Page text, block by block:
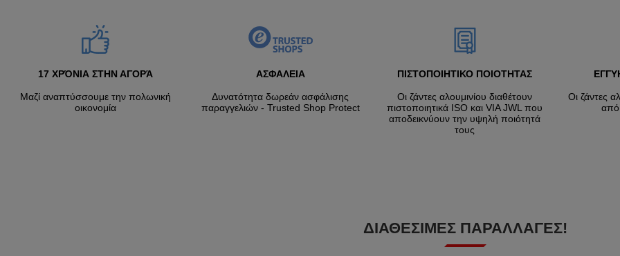
17 ΧΡΌΝΙΑ ΣΤΗΝ ΑΓΟΡΆ
Μαζί αναπτύσσουμε την πολωνική
οικονομία
ΑΣΦΑΛΕΙΑ
Δυνατότητα δωρεάν ασφάλισης
παραγγελιών - Trusted Shop Protect
ΠΙΣΤΟΠΟΙΗΤΙΚΟ ΠΟΙΟΤΗΤΑΣ
Οι ζάντες αλουμινίου διαθέτουν
πιστοποιητικά ISO και VIA JWL που
αποδεικνύουν την υψηλή ποιότητά
τους
Οι ζάντες
από
ΔΙΑΘΈΣΙΜΕΣ ΠΑΡΑΛΛΑΓΈΣ!